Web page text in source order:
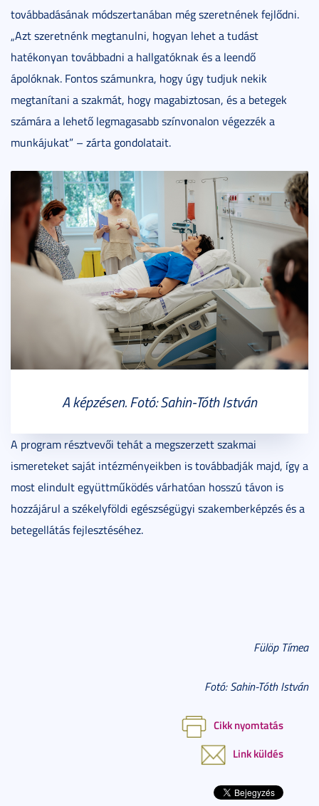
továbbadásának módszertanában még szeretnének fejlődni.
„Azt szeretnénk megtanulni, hogyan lehet a tudást
hatékonyan továbbadni a hallgatóknak és a leendő
ápolóknak. Fontos számunkra, hogy úgy tudjuk nekik
megtanítani a szakmát, hogy magabiztosan, és a betegek
számára a lehető legmagasabb színvonalon végezzék a
munkájukat” – zárta gondolatait.
A képzésen. Fotó: Sahin-Tóth István
A program résztvevői tehát a megszerzett szakmai
ismereteket saját intézményeikben is továbbadják majd, így a
most elindult együttműködés várhatóan hosszú távon is
hozzájárul a székelyföldi egészségügyi szakemberképzés és a
betegellátás fejlesztéséhez.
Fülöp Tímea
Fotó: Sahin-Tóth István
Cikk nyomtatás
Link küldés